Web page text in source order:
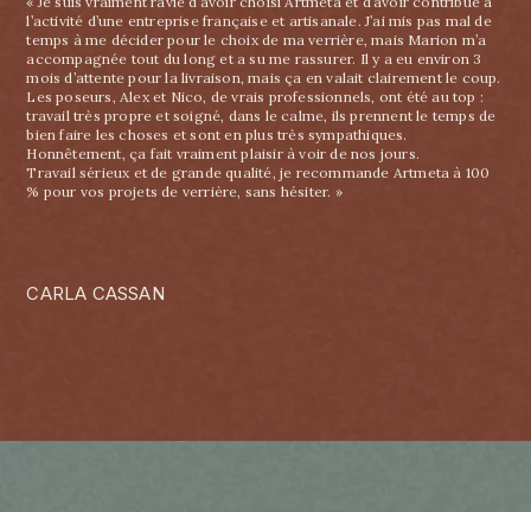
l’activité d’une entreprise française et artisanale. J’ai mis pas mal de
temps à me décider pour le choix de ma verrière, mais Marion m’a
accompagnée tout du long et a su me rassurer. Il y a eu environ 3
mois d’attente pour la livraison, mais ça en valait clairement le coup.
Les poseurs, Alex et Nico, de vrais professionnels, ont été au top :
travail très propre et soigné, dans le calme, ils prennent le temps de
bien faire les choses et sont en plus très sympathiques.
Honnêtement, ça fait vraiment plaisir à voir de nos jours.
Travail sérieux et de grande qualité, je recommande Artmeta à 100
% pour vos projets de verrière, sans hésiter. »
CARLA CASSAN